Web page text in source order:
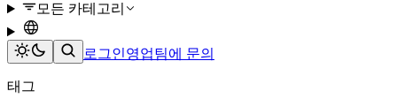
모든 카테고리
로그인영업팀에 문의
태그